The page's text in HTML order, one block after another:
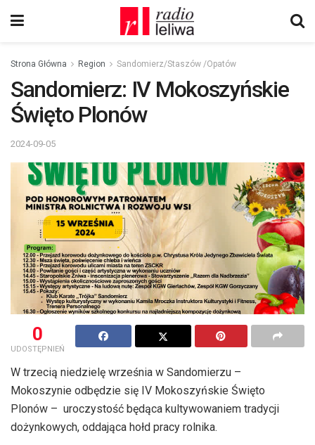
Strona Główna Region Sandomierz/Staszów /Opatów
Sandomierz: IV Mokoszyńskie
Święto Plonów
2024-09-05
0
UDOSTĘPNIEŃ
W trzecią niedzielę września w Sandomierzu –
Mokoszynie odbędzie się IV Mokoszyńskie Święto
Plonów – uroczystość będąca kultywowaniem tradycji
dożynkowych, oddająca hołd pracy rolnika.